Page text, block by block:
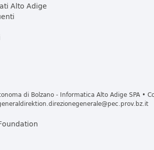
Alto Adige
di Bolzano - Informatica Alto Adige SPA •